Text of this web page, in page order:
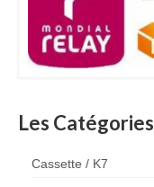
Les Catégories
Cassette / K7